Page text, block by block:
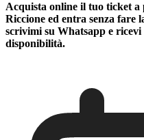
Acquista online il tuo ticket
Riccione ed entra senza fare
scrivimi su Whatsapp e
disponibilità.